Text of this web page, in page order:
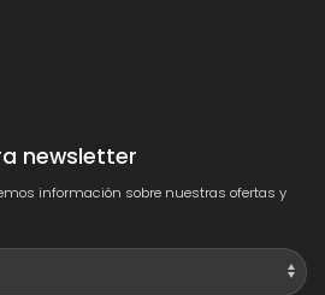
newsletter
información sobre nuestras ofertas y